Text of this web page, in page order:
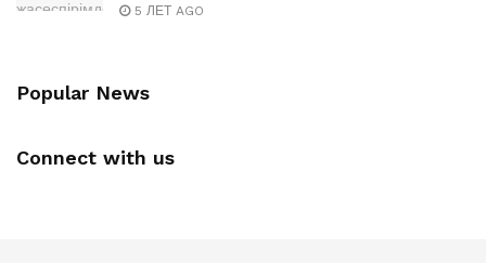
5 ЛЕТ AGO
Popular News
Connect with us